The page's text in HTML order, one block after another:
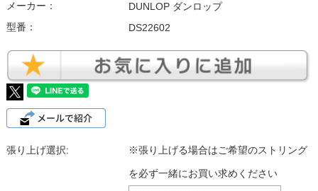
メーカー：
DUNLOP ダンロップ
型番：
DS22602
張り上げ選択: ※張り上げる場合はご希望のストリング
を必ず一緒にお買い求めください